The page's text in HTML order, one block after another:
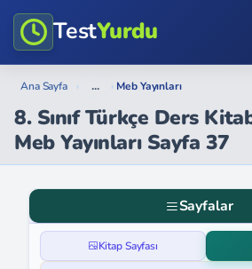
TestYurdu
Ana Sayfa › ... › Meb Yayınları
8. Sınıf Türkçe Ders
Meb Yayınları Sayfa 37
Sayfalar
Kitap Sayfası